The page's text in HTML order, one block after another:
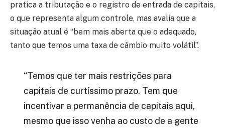
pratica a tributação e o registro de entrada de capitais,
o que representa algum controle, mas avalia que a
situação atual é “bem mais aberta que o adequado,
tanto que temos uma taxa de câmbio muito volátil”.
“Temos que ter mais restrições para
capitais de curtíssimo prazo. Tem que
incentivar a permanência de capitais aqui,
mesmo que isso venha ao custo de a gente